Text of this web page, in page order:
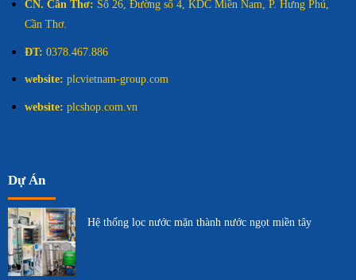
CN. Cần Thơ: Số 26, Đường số 4, KDC Miền Nam, P. Hưng Phú,
Cần Thơ.
ĐT: 0378.467.886
website: plcvietnam-group.com
website: plcshop.com.vn
Dự Án
Hệ thống lọc nước mặn thành nước ngọt miền tây